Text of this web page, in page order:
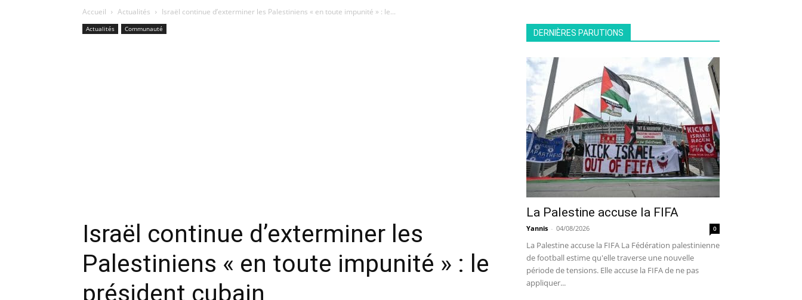
Accueil Actualités Israël continue d’exterminer les Palestiniens « en toute impunité » : le...
Actualités Communauté
Israël continue d’exterminer les
Palestiniens « en toute impunité » : le
président cubain
DERNIÈRES PARUTIONS
La Palestine accuse la FIFA
Yannis - 04/08/2026 0
La Palestine accuse la FIFA La Fédération palestinienne
de football estime qu'elle traverse une nouvelle
période de tensions. Elle accuse la FIFA de ne pas
appliquer...